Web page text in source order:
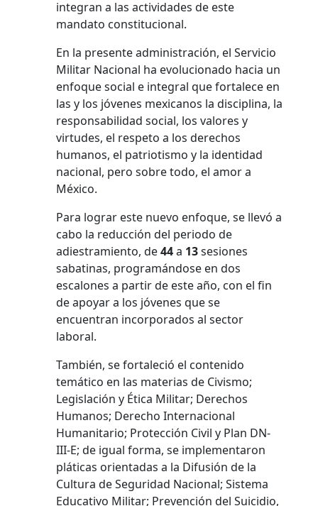
integran a las actividades de este
mandato constitucional.
En la presente administración, el Servicio
Militar Nacional ha evolucionado hacia un
enfoque social e integral que fortalece en
las y los jóvenes mexicanos la disciplina, la
responsabilidad social, los valores y
virtudes, el respeto a los derechos
humanos, el patriotismo y la identidad
nacional, pero sobre todo, el amor a
México.
Para lograr este nuevo enfoque, se llevó a
cabo la reducción del periodo de
adiestramiento, de44a 13sesiones
sabatinas, programándose en dos
escalones a partir de este año, con el fin
de apoyar a los jóvenes que se
encuentran incorporados al sector
laboral.
También, se fortaleció el contenido
temático en las materias de Civismo;
Legislación y Ética Militar; Derechos
Humanos; Derecho Internacional
Humanitario; Protección Civil y Plan DN-
III-E; de igual forma, se implementaron
pláticas orientadas a la Difusión de la
Cultura de Seguridad Nacional; Sistema
Educativo Militar; Prevención del Suicidio,